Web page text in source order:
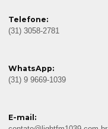
Telefone:
(31) 3058-2781
WhatsApp:
(31) 9 9669-1039
E-mail: